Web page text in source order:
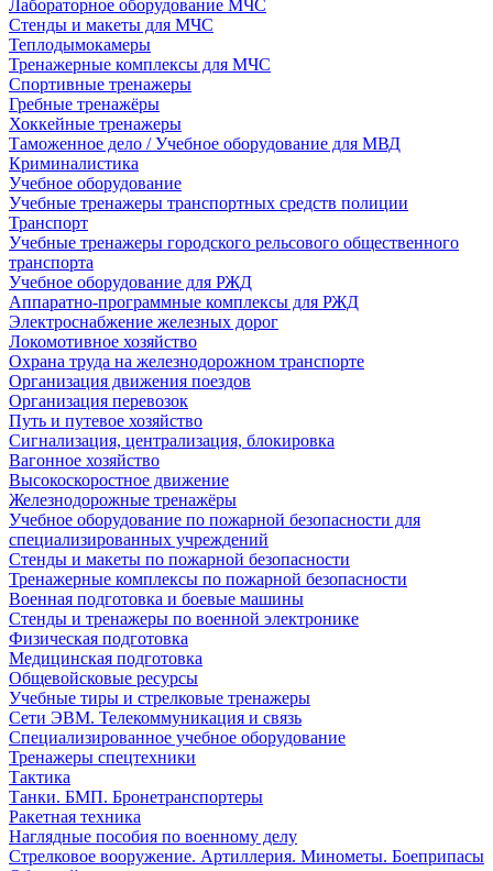
Лабораторное оборудование МЧС
Стенды и макеты для МЧС
Теплодымокамеры
Тренажерные комплексы для МЧС
Спортивные тренажеры
Гребные тренажёры
Хоккейные тренажеры
Таможенное дело / Учебное оборудование для МВД
Криминалистика
Учебное оборудование
Учебные тренажеры транспортных средств полиции
Транспорт
Учебные тренажеры городского рельсового общественного
транспорта
Учебное оборудование для РЖД
Аппаратно-программные комплексы для РЖД
Электроснабжение железных дорог
Локомотивное хозяйство
Охрана труда на железнодорожном транспорте
Организация движения поездов
Организация перевозок
Путь и путевое хозяйство
Сигнализация, централизация, блокировка
Вагонное хозяйство
Высокоскоростное движение
Железнодорожные тренажёры
Учебное оборудование по пожарной безопасности для
специализированных учреждений
Стенды и макеты по пожарной безопасности
Тренажерные комплексы по пожарной безопасности
Военная подготовка и боевые машины
Стенды и тренажеры по военной электронике
Физическая подготовка
Медицинская подготовка
Общевойсковые ресурсы
Учебные тиры и стрелковые тренажеры
Сети ЭВМ. Телекоммуникация и связь
Специализированное учебное оборудование
Тренажеры спецтехники
Тактика
Танки. БМП. Бронетранспортеры
Ракетная техника
Наглядные пособия по военному делу
Стрелковое вооружение. Артиллерия. Минометы. Боеприпасы